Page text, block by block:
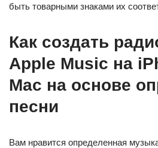
быть товарными знаками их
Как создать
Apple Music на
Mac на основе
песни
Вам нравится определенная